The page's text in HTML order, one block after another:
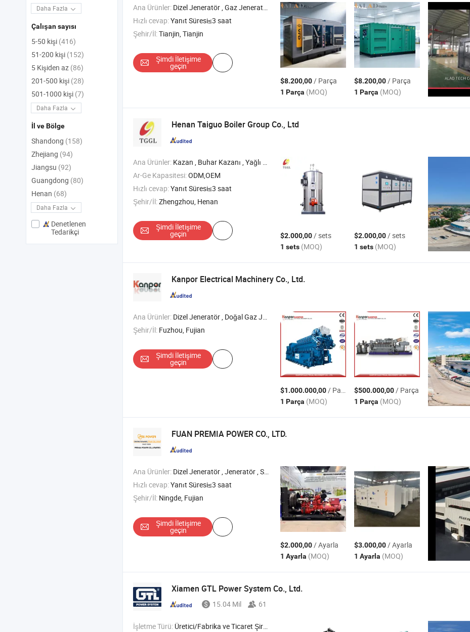
Ana Ürünler: Dizel Jeneratör , Gaz Jeneratörü , Benzinli Jeneratör
Hızlı cevap:Yanıt Süresi≤3 saat
Şehir/İl:Tianjin, Tianjin
Şimdi İletişime
geçin
$8.200,00/ Parça
1 Parça (MOQ)
$8.200,00/ Parça
1 Parça (MOQ)
Henan Taiguo Boiler Group Co., Ltd
Ana Ürünler: Kazan , Buhar Kazanı , Yağlı Kazan , Gazlı Kazan , Kömür Kazanı
Ar-Ge Kapasitesi:ODM,OEM
Hızlı cevap:Yanıt Süresi≤3 saat
Şehir/İl:Zhengzhou, Henan
Şimdi İletişime
geçin $2.000,00/ sets
1 sets (MOQ)
$2.000,00/ sets
1 sets (MOQ)
Kanpor Electrical Machinery Co., Ltd.
Ana Ürünler: Dizel Jeneratör , Doğal Gaz Jeneratörü , 1000kVA Dizel Jeneratör , Soğutucu Konteyner Jeneratörü , Ses Yalıtımlı Jeneratör
Şehir/İl: Fuzhou, Fujian
Şimdi İletişime
geçin
$1.000.000,00/ Parça
1 Parça (MOQ)
$500.000,00/ Parça
1 Parça (MOQ)
FUAN PREMIA POWER CO., LTD.
Ana Ürünler: Dizel Jeneratör , Jeneratör , Sessiz Jeneratör , Sessiz Dizel Jeneratör , Jeneratör Seti
Hızlı cevap:Yanıt Süresi≤3 saat
Şehir/İl: Ningde, Fujian
Şimdi İletişime
geçin
$2.000,00/ Ayarla
1 Ayarla (MOQ)
$3.000,00/ Ayarla
1 Ayarla (MOQ)
Xiamen GTL Power System Co., Ltd.
15.04 Mil 61
İşletme Türü: Üretici/Fabrika ve Ticaret Şirketi
Daha Fazla
Çalışan sayısı
5-50 kişi (416)
51-200 kişi (152)
5 Kişiden az (86)
201-500 kişi (28)
501-1000 kişi (7)
Daha Fazla
İl ve Bölge
Shandong (158)
Zhejiang (94)
Jiangsu (92)
Guangdong (80)
Henan (68)
Daha Fazla
Denetlenen
Tedarikçi